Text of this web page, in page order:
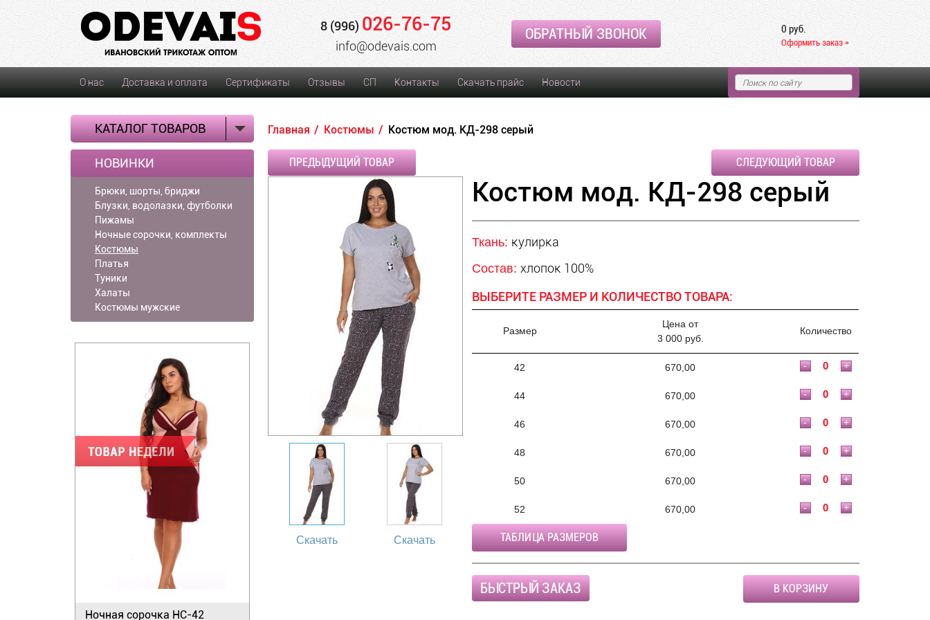
8 (996) 026-76-75
info@odevais.com
ОБРАТНЫЙ ЗВОНОК 0 руб.
Оформить заказ »
О нас Доставка и оплата Сертификаты Отзывы СП Контакты Скачать прайс Новости
КАТАЛОГ ТОВАРОВ
НОВИНКИ
Брюки, шорты, бриджи
Блузки, водолазки, футболки
Пижамы
Ночные сорочки, комплекты
Костюмы
Платья
Туники
Халаты
Костюмы мужские
Ночная сорочка НС-42
Главная Костюмы Костюм мод. КД-298 серый
ПРЕДЫДУЩИЙ ТОВАР СЛЕДУЮЩИЙ ТОВАР
Скачать Скачать
Костюм мод. КД-298 серый
Ткань: кулирка
Состав: хлопок 100%
ВЫБЕРИТЕ РАЗМЕР И КОЛИЧЕСТВО ТОВАРА:
Размер
Цена от
3 000 руб.
Количество
42 670,00 +
-
44 670,00 +
-
46 670,00 +
-
48 670,00 +
-
50 670,00 +
-
52 670,00 +
-
ТАБЛИЦА РАЗМЕРОВ
БЫСТРЫЙ ЗАКАЗ В КОРЗИНУ